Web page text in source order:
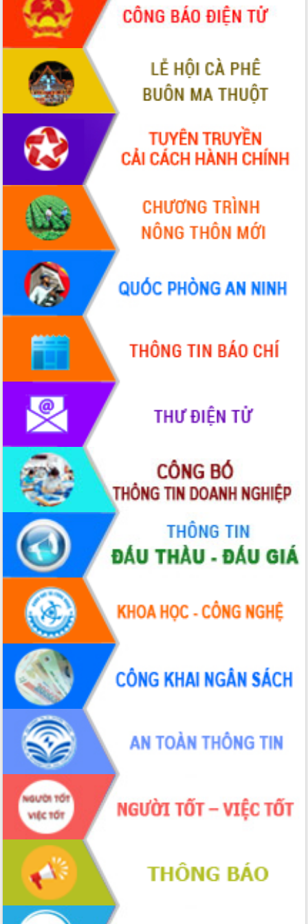
UBND tỉnh họp báo định kỳ tháng 4
năm 2026
Hội thảo khoa học “Giải pháp thúc đẩy
phát triển nền kinh tế xanh tại tỉnh
Đắk Lắk”
Tăng cường giám sát, đôn đốc thực
hiện nhiệm vụ quản lý tài sản công
hàng tuần
Tháo gỡ những vướng mắc, đẩy mạnh
công tác cải cách thủ tục hành chính
tại Trung tâm Phục vụ hành chính
công tỉnh
Đắk Lắk: Tôn vinh 46 giải pháp tại Hội
thi Sáng tạo Kỹ thuật 2024 - 2025
Đắk Lắk rà soát, điều chỉnh Đề án 190
về phát triển nuôi trồng thủy sản
Phó Chủ tịch UBND tỉnh Đắk Lắk
Trương Công Thái kiểm tra thực địa
Dự án cao tốc Khánh Hòa - Buôn Ma
Thuột
Định vị cà phê Việt Nam như một “di
sản sống” trong dòng chảy toàn cầu
Xây dựng nông thôn mới: Nâng cao đời
sống người dân từ những mô hình thiết
Quyết liệt tháo gỡ vướng mắc, đẩy
nhanh tiến độ các dự án trọng điểm
trong Khu kinh tế Nam Phú Yên
Hòn Yến phát triển du lịch gắn với bảo
tồn biển
Lấy ý kiến điều chỉnh Quy hoạch tỉnh
Đắk Lắk thời kỳ 2021-2030, tầm nhìn
đến năm 2050
Phát động chiến dịch 30 ngày đêm
giải phóng mặt bằng Tuyến đường bộ
ven biển
Đắk Lắk nỗ lực thúc đẩy tăng trưởng
kinh tế từ 10% trở lên trong Quý
II/2026
Đắk Lắk ký kết thỏa thuận hợp tác về
chuyển đổi số giai đoạn 2026 – 2030
với Tập đoàn Bưu chính Viễn thông
Việt Nam
Thứ trưởng Bộ Y tế làm việc với tỉnh
Đắk Lắk về phát triển nhân lực y tế
cho trạm y tế cấp xã
Du lịch Đắk Lắk nâng tầm trải nghiệm
du khách thông qua Hệ thống cơ sở dữ
liệu và Bản đồ số
Tập huấn ứng dụng trí tuệ nhân tạo (AI)
trong thương mại điện tử năm 2026
Đoàn đại biểu Quốc hội tỉnh Đắk Lắk
trao đổi thông tin trước Kỳ họp thứ
nhất, Quốc hội khóa XVI
Quyết liệt cải cách hành chính, khơi
thông nguồn lực phát triển
Nâng cao hiệu lực, hiệu quả HĐND
tỉnh thông qua hiện đại hóa hành chính
Xã Ea Phê gắn cải cách hành chính với
chuyển đổi số
Phó Chủ tịch Thường trực UBND tỉnh